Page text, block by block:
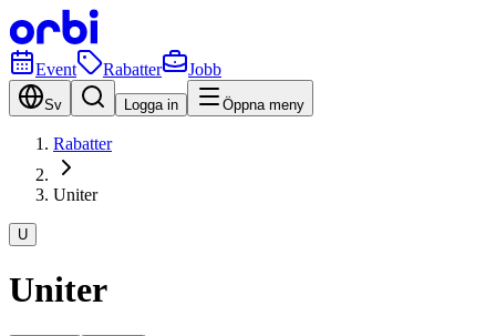
Event Rabatter Jobb
Sv Logga in Öppna meny
Rabatter
Uniter
U
Uniter